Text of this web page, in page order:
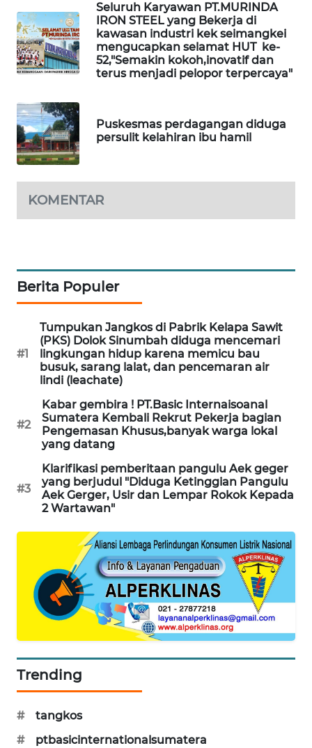
Seluruh Karyawan PT.MURINDA
IRON STEEL yang Bekerja di
kawasan industri kek seimangkei
mengucapkan selamat HUT ke-
52,"Semakin kokoh,inovatif dan
terus menjadi pelopor terpercaya"
Puskesmas perdagangan diduga
persulit kelahiran ibu hamil
KOMENTAR
Berita Populer
#1
Tumpukan Jangkos di Pabrik Kelapa Sawit
(PKS) Dolok Sinumbah diduga mencemari
lingkungan hidup karena memicu bau
busuk, sarang lalat, dan pencemaran air
lindi (leachate)
#2
Kabar gembira ! PT.Basic Internaisoanal
Sumatera Kembali Rekrut Pekerja bagian
Pengemasan Khusus,banyak warga lokal
yang datang
#3
Klarifikasi pemberitaan pangulu Aek geger
yang berjudul "Diduga Ketinggian Pangulu
Aek Gerger, Usir dan Lempar Rokok Kepada
2 Wartawan"
Trending
#
tangkos
#
ptbasicinternationalsumatera